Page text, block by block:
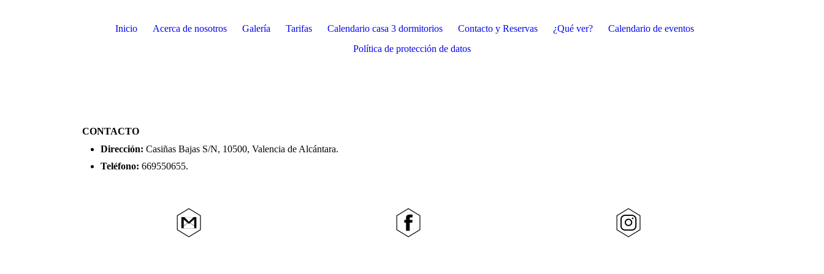
Inicio Acerca de nosotros Galería Tarifas Calendario casa 3 dormitorios Contacto y Reservas ¿Qué ver?
Calendario de eventos
Política de protección de datos
CONTACTO
Dirección:Casiñas Bajas S/N, 10500, Valencia de Alcántara.
Teléfono:669550655.